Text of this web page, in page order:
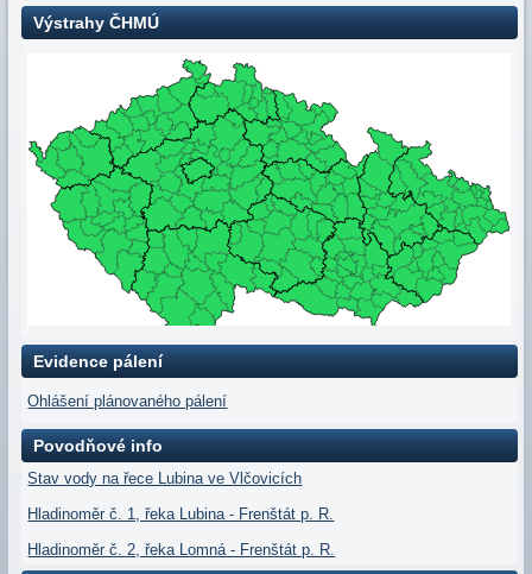
Výstrahy ČHMÚ
Evidence pálení
Ohlášení plánovaného pálení
Povodňové info
Stav vody na řece Lubina ve Vlčovicích
Hladinoměr č. 1, řeka Lubina - Frenštát p. R.
Hladinoměr č. 2, řeka Lomná - Frenštát p. R.